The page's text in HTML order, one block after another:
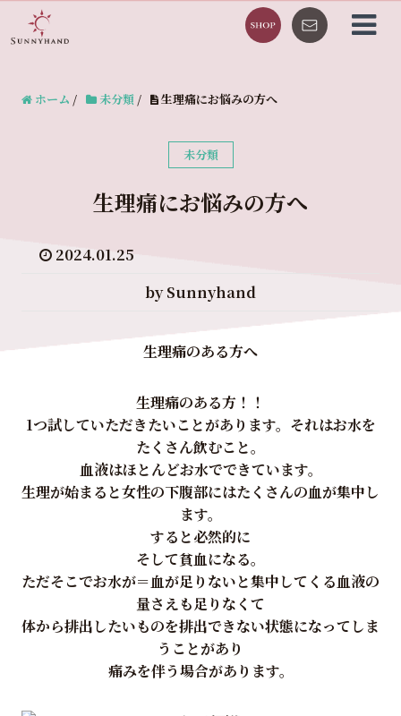
ホーム / 未分類 / 生理痛にお悩みの方へ
未分類
生理痛にお悩みの方へ
2024.01.25
by Sunnyhand
生理痛のある方へ
生理痛のある方！！
1つ試していただきたいことがあります。それはお水を
たくさん飲むこと。
血液はほとんどお水でできています。
生理が始まると女性の下腹部にはたくさんの血が集中し
ます。
すると必然的に
そして貧血になる。
ただそこでお水が＝血が足りないと集中してくる血液の
量さえも足りなくて
体から排出したいものを排出できない状態になってしま
うことがあり
痛みを伴う場合があります。